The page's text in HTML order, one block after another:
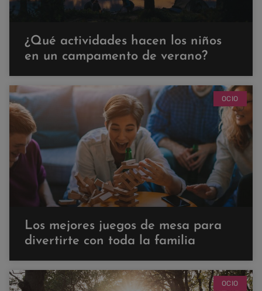
¿Qué actividades hacen los niños
en un campamento de verano?
OCIO
Los mejores juegos de mesa para
divertirte con toda la familia
OCIO